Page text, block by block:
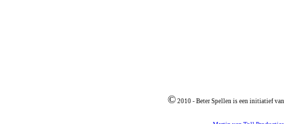
© 2010 - Beter Spellen is een initiatief van